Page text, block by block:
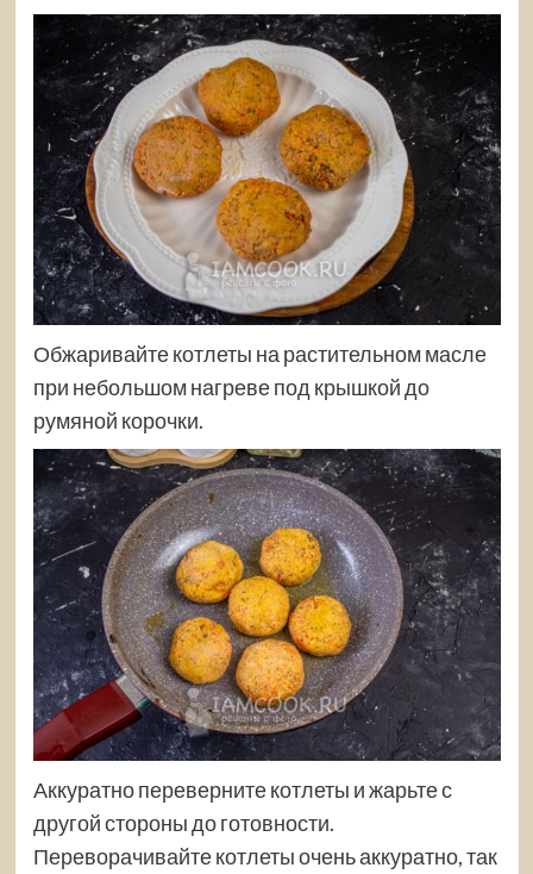
Обжаривайте котлеты на растительном масле
при небольшом нагреве под крышкой до
румяной корочки.
Аккуратно переверните котлеты и жарьте с
другой стороны до готовности.
Переворачивайте котлеты очень аккуратно, так